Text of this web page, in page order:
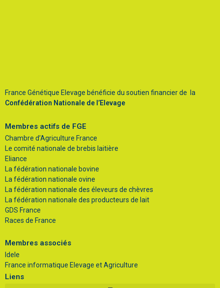
France Génétique Elevage bénéficie du soutien financier de la
Confédération Nationale de l’Elevage
Membres actifs de FGE
Chambre d’Agriculture France
Le comité nationale de brebis laitière
Eliance
La fédération nationale bovine
La fédération nationale ovine
La fédération nationale des éleveurs de chèvres
La fédération nationale des producteurs de lait
GDS France
Races de France
Membres associés
Idele
France informatique Elevage et Agriculture
Liens